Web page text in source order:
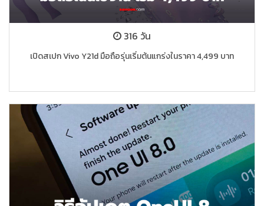
316 วัน
เปิดสเปก Vivo Y21d มือถือรุ่นเริ่มต้นแกร่งในราคา 4,499 บาท